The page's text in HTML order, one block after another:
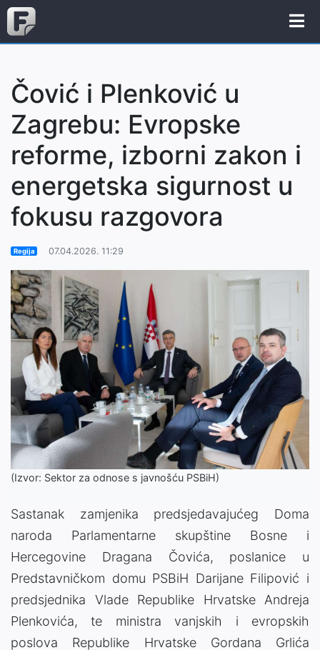
Čović i Plenković u
Zagrebu: Evropske
reforme, izborni zakon i
energetska sigurnost u
fokusu razgovora
Regija 07.04.2026. 11:29
(Izvor: Sektor za odnose s javnošću PSBiH)
Sastanak zamjenika predsjedavajućeg Doma
naroda Parlamentarne skupštine Bosne i
Hercegovine Dragana Čovića, poslanice u
Predstavničkom domu PSBiH Darijane Filipović i
predsjednika Vlade Republike Hrvatske Andreja
Plenkovića, te ministra vanjskih i evropskih
poslova Republike Hrvatske Gordana Grlića